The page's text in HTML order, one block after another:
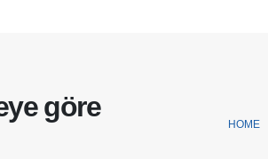
göre
HOME